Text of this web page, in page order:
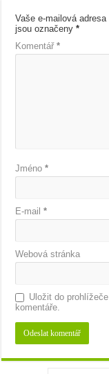
Vaše e-mailová adresa
jsou označeny*
Komentář*
Jméno*
E-mail*
Webová stránka
Uložit do
komentáře.